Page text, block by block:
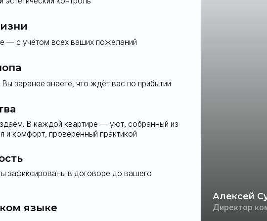
заявку — и откройте для себя
вопросы?
для вас способом